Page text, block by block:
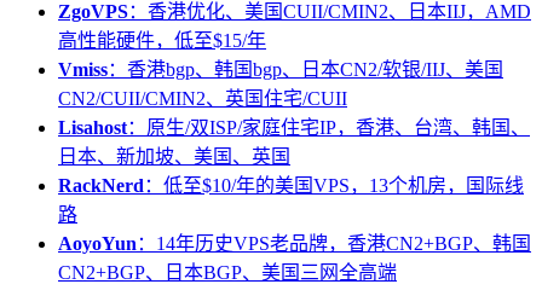
ZgoVPS：香港优化、美国CUII/CMIN2、日本IIJ，AMD
高性能硬件，低至$15/年
Vmiss：香港bgp、韩国bgp、日本CN2/软银/IIJ、美国
CN2/CUII/CMIN2、英国住宅/CUII
Lisahost：原生/双ISP/家庭住宅IP，香港、台湾、韩国、
日本、新加坡、美国、英国
RackNerd：低至$10/年的美国VPS，13个机房，国际线
路
AoyoYun：14年历史VPS老品牌，香港CN2+BGP、韩国
CN2+BGP、日本BGP、美国三网全高端